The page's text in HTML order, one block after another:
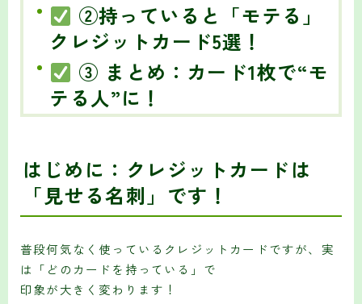
②持っていると「モテる」
クレジットカード5選！
③ まとめ：カード1枚で“モ
テる人”に！
はじめに：クレジットカードは
「見せる名刺」です！
普段何気なく使っているクレジットカードですが、実
は「どのカードを持っている」で
印象が大きく変わります！